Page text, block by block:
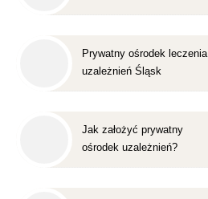
Prywatny ośrodek leczenia
uzależnień Śląsk
Jak założyć prywatny
ośrodek uzależnień?